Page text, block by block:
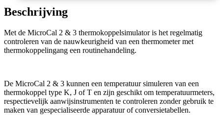
Beschrijving
Met de MicroCal 2 & 3 thermokoppelsimulator is het regelmatig
controleren van de nauwkeurigheid van een thermometer met
thermokoppelingang een routinehandeling.
De MicroCal 2 & 3 kunnen een temperatuur simuleren van een
thermokoppel type K, J of T en zijn geschikt om temperatuurmeters,
respectievelijk aanwijsinstrumenten te controleren zonder gebruik te
maken van gespecialiseerde apparatuur of conversietabellen.